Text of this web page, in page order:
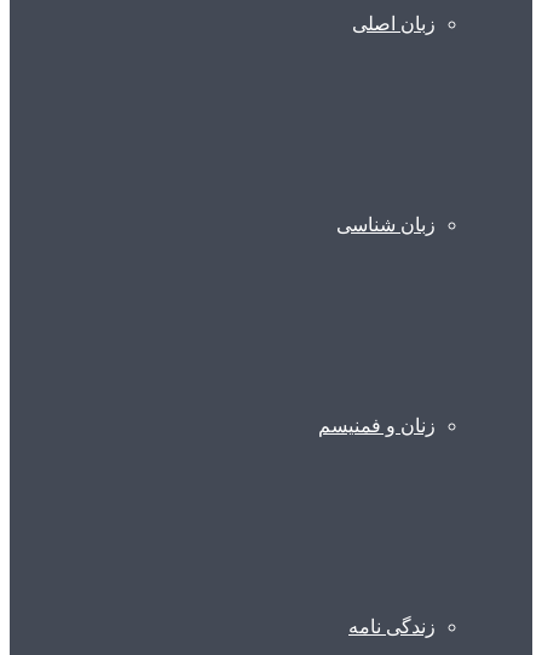
زبان اصلی
زبان شناسی
زنان و فمنیسم
زندگی نامه